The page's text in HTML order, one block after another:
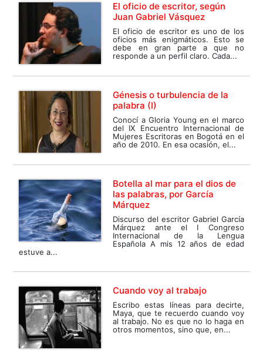
El oficio de escritor, según
Juan Gabriel Vásquez
El oficio de escritor es uno de los
oficios más enigmáticos. Esto se
debe en gran parte a que no
responde a un perfil claro. Cada...
Génesis o turbulencia de la
palabra (I)
Conocí a Gloria Young en el marco
del IX Encuentro Internacional de
Mujeres Escritoras en Bogotá en el
año de 2010. En esa ocasión, el...
Botella al mar para el dios de
las palabras, por García
Márquez
Discurso del escritor Gabriel García
Márquez ante el I Congreso
Internacional de la Lengua
Española A mis 12 años de edad
estuve a...
Cuando voy al trabajo
Escribo estas líneas para decirte,
Maya, que te recuerdo cuando voy
al trabajo. No es que no lo haga en
otros momentos, sino que, en...